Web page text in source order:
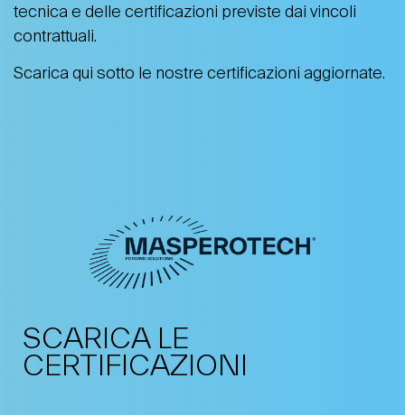
tecnica e delle certificazioni previste dai vincoli
contrattuali.
Scarica qui sotto le nostre certificazioni aggiornate.
SCARICA LE
CERTIFICAZIONI